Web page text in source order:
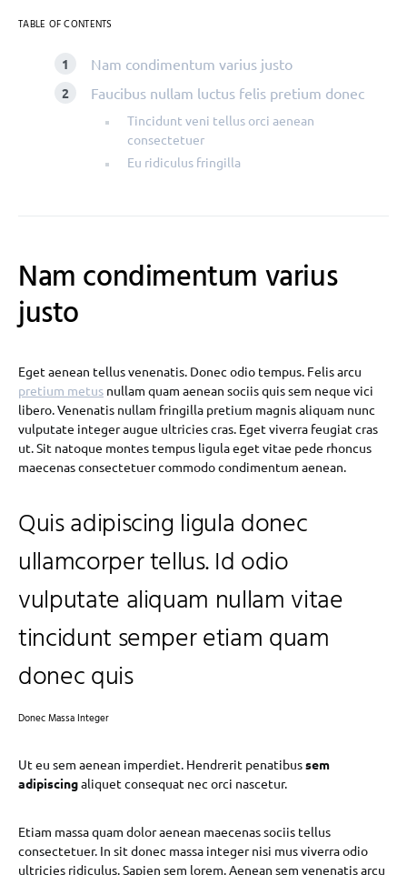
TABLE OF CONTENTS
Nam condimentum varius justo
Faucibus nullam luctus felis pretium donec
Tincidunt veni tellus orci aenean
consectetuer
Eu ridiculus fringilla
Nam condimentum varius
justo
Eget aenean tellus venenatis. Donec odio tempus. Felis arcu
pretium metus nullam quam aenean sociis quis sem neque vici
libero. Venenatis nullam fringilla pretium magnis aliquam nunc
vulputate integer augue ultricies cras. Eget viverra feugiat cras
ut. Sit natoque montes tempus ligula eget vitae pede rhoncus
maecenas consectetuer commodo condimentum aenean.
Quis adipiscing ligula donec
ullamcorper tellus. Id odio
vulputate aliquam nullam vitae
tincidunt semper etiam quam
donec quis
Donec Massa Integer
Ut eu sem aenean imperdiet. Hendrerit penatibussem
adipiscingaliquet consequat nec orci nascetur.
Etiam massa quam dolor aenean maecenas sociis tellus
consectetuer. In sit donec massa integer nisi mus viverra odio
ultricies ridiculus. Sapien sem lorem. Aenean sem venenatis arcu